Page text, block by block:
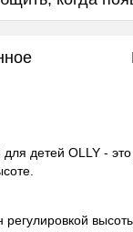
детей OLLY -